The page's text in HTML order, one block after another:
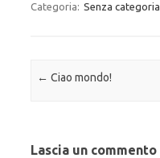
Categoria: Senza categoria
Navigazione articolo
← Ciao mondo!
Lascia un commento